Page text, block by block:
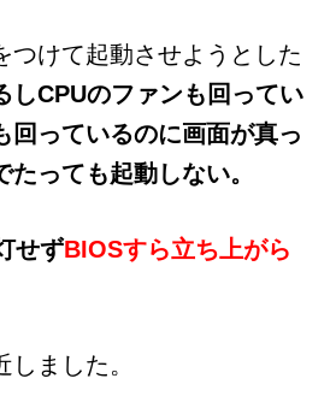
つけて起動させようとした
しCPUのファンも回ってい
回っているのに画面が真っ
っても起動しない。
せずBIOSすら立ち上がら
ました。